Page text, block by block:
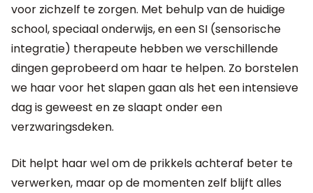
voor zichzelf te zorgen. Met behulp van de huidige
school, speciaal onderwijs, en een SI (sensorische
integratie) therapeute hebben we verschillende
dingen geprobeerd om haar te helpen. Zo borstelen
we haar voor het slapen gaan als het een intensieve
dag is geweest en ze slaapt onder een
verzwaringsdeken.
Dit helpt haar wel om de prikkels achteraf beter te
verwerken, maar op de momenten zelf blijft alles